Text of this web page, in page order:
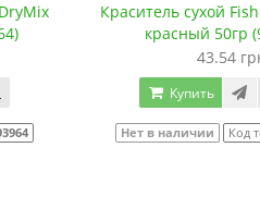
Краситель сухой
красный 50гр
43.54
Купить
Нет в наличии Код